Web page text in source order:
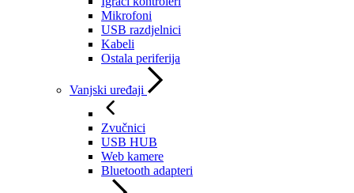
Mikrofoni
USB razdjelnici
Kabeli
Ostala periferija
Vanjski uređaji
Zvučnici
USB HUB
Web kamere
Bluetooth adapteri